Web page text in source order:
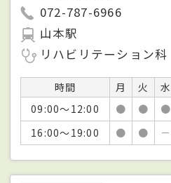
072-787-6966
山本駅
リハビリテーション科
時間 月 火 水
09:00～12:00
● ● ●
16:00～19:00
● ● －